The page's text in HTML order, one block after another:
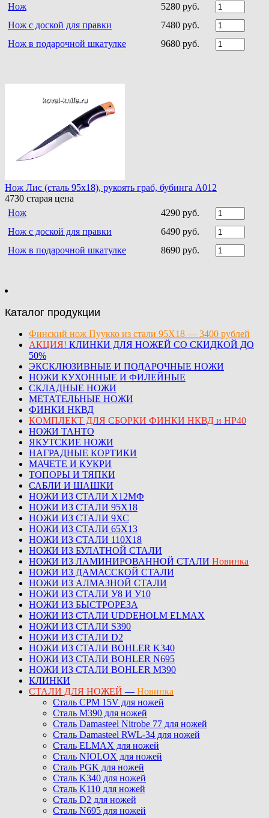
Нож
5280 руб.
Нож с доской для правки
7480 руб.
Нож в подарочной шкатулке
9680 руб.
Нож Лис (сталь 95х18), рукоять граб, бубинга A012
4730 старая цена
Нож
4290 руб.
Нож с доской для правки
6490 руб.
Нож в подарочной шкатулке
8690 руб.
Каталог продукции
Финский нож Пуукко из стали 95Х18 — 3400 рублей
АКЦИЯ! КЛИНКИ ДЛЯ НОЖЕЙ СО СКИДКОЙ ДО
50%
ЭКСКЛЮЗИВНЫЕ И ПОДАРОЧНЫЕ НОЖИ
НОЖИ КУХОННЫЕ И ФИЛЕЙНЫЕ
СКЛАДНЫЕ НОЖИ
МЕТАТЕЛЬНЫЕ НОЖИ
ФИНКИ НКВД
КОМПЛЕКТ ДЛЯ СБОРКИ ФИНКИ НКВД и НР40
НОЖИ ТАНТО
ЯКУТСКИЕ НОЖИ
НАГРАДНЫЕ КОРТИКИ
МАЧЕТЕ И КУКРИ
ТОПОРЫ И ТЯПКИ
САБЛИ И ШАШКИ
НОЖИ ИЗ СТАЛИ Х12МФ
НОЖИ ИЗ СТАЛИ 95Х18
НОЖИ ИЗ СТАЛИ 9ХС
НОЖИ ИЗ СТАЛИ 65Х13
НОЖИ ИЗ СТАЛИ 110Х18
НОЖИ ИЗ БУЛАТНОЙ СТАЛИ
НОЖИ ИЗ ЛАМИНИРОВАННОЙ СТАЛИ Новинка
НОЖИ ИЗ ДАМАССКОЙ СТАЛИ
НОЖИ ИЗ АЛМАЗНОЙ СТАЛИ
НОЖИ ИЗ СТАЛИ У8 И У10
НОЖИ ИЗ БЫСТРОРЕЗА
НОЖИ ИЗ СТАЛИ UDDEHOLM ELMAX
НОЖИ ИЗ СТАЛИ S390
НОЖИ ИЗ СТАЛИ D2
НОЖИ ИЗ СТАЛИ BOHLER K340
НОЖИ ИЗ СТАЛИ BOHLER N695
НОЖИ ИЗ СТАЛИ BOHLER M390
КЛИНКИ
СТАЛИ ДЛЯ НОЖЕЙ — Новинка
Сталь CPM 15V для ножей
Сталь M390 для ножей
Сталь Damasteel Nitrobe 77 для ножей
Сталь Damasteel RWL-34 для ножей
Сталь ELMAX для ножей
Сталь NIOLOX для ножей
Сталь PGK для ножей
Сталь K340 для ножей
Сталь K110 для ножей
Сталь D2 для ножей
Сталь N695 для ножей